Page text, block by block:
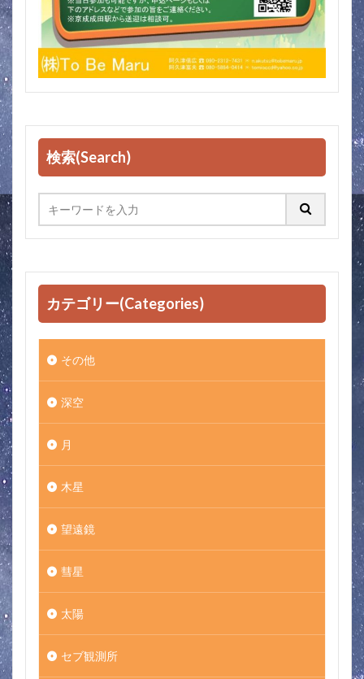
検索(Search)
カテゴリー(Categories)
その他
深空
月
木星
望遠鏡
彗星
太陽
セブ観測所